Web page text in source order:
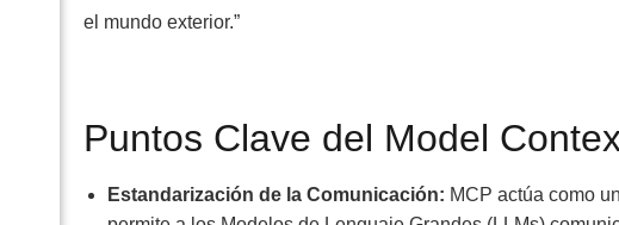
el mundo exterior.”
Puntos Clave del Model
Estandarización de la Comunicación: MCP actúa como